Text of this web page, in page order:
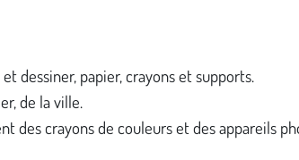
dessiner, papier, crayons et supports.
de la ville.
des crayons de couleurs et des appareils